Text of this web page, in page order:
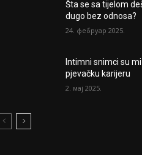
Šta se sa tijelom
dugo bez odnosa?
24. фебруар 2025.
Intimni snimci su
pjevačku karijeru
2. мај 2025.